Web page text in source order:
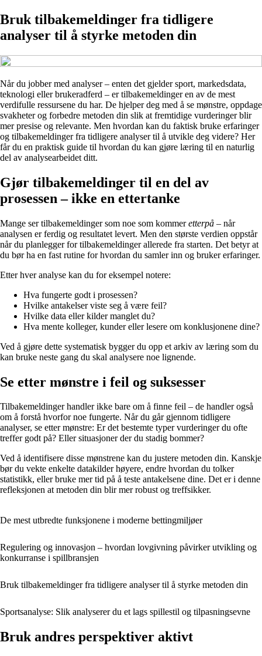
Bruk tilbakemeldinger fra tidligere
analyser til å styrke metoden din
Når du jobber med analyser – enten det gjelder sport, markedsdata,
teknologi eller brukeradferd – er tilbakemeldinger en av de mest
verdifulle ressursene du har. De hjelper deg med å se mønstre, oppdage
svakheter og forbedre metoden din slik at fremtidige vurderinger blir
mer presise og relevante. Men hvordan kan du faktisk bruke erfaringer
og tilbakemeldinger fra tidligere analyser til å utvikle deg videre? Her
får du en praktisk guide til hvordan du kan gjøre læring til en naturlig
del av analysearbeidet ditt.
Gjør tilbakemeldinger til en del av
prosessen – ikke en ettertanke
Mange ser tilbakemeldinger som noe som kommeretterpå – når
analysen er ferdig og resultatet levert. Men den største verdien oppstår
når du planlegger for tilbakemeldinger allerede fra starten. Det betyr at
du bør ha en fast rutine for hvordan du samler inn og bruker erfaringer.
Etter hver analyse kan du for eksempel notere:
Hva fungerte godt i prosessen?
Hvilke antakelser viste seg å være feil?
Hvilke data eller kilder manglet du?
Hva mente kolleger, kunder eller lesere om konklusjonene dine?
Ved å gjøre dette systematisk bygger du opp et arkiv av læring som du
kan bruke neste gang du skal analysere noe lignende.
Se etter mønstre i feil og suksesser
Tilbakemeldinger handler ikke bare om å finne feil – de handler også
om å forstå hvorfor noe fungerte. Når du går gjennom tidligere
analyser, se etter mønstre: Er det bestemte typer vurderinger du ofte
treffer godt på? Eller situasjoner der du stadig bommer?
Ved å identifisere disse mønstrene kan du justere metoden din. Kanskje
bør du vekte enkelte datakilder høyere, endre hvordan du tolker
statistikk, eller bruke mer tid på å teste antakelsene dine. Det er i denne
refleksjonen at metoden din blir mer robust og treffsikker.
De mest utbredte funksjonene i moderne bettingmiljøer
Regulering og innovasjon – hvordan lovgivning påvirker utvikling og
konkurranse i spillbransjen
Bruk tilbakemeldinger fra tidligere analyser til å styrke metoden din
Sportsanalyse: Slik analyserer du et lags spillestil og tilpasningsevne
Bruk andres perspektiver aktivt